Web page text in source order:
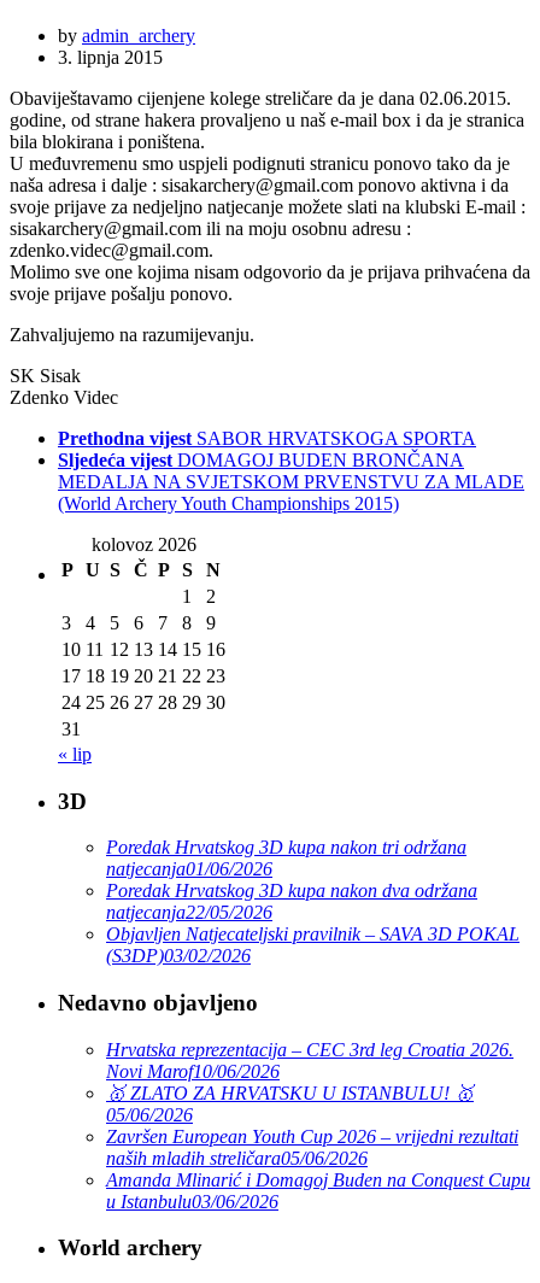
by admin_archery
3. lipnja 2015
Obaviještavamo cijenjene kolege streličare da je dana 02.06.2015.
godine, od strane hakera provaljeno u naš e-mail box i da je stranica
bila blokirana i poništena.
U međuvremenu smo uspjeli podignuti stranicu ponovo tako da je
naša adresa i dalje : sisakarchery@gmail.com ponovo aktivna i da
svoje prijave za nedjeljno natjecanje možete slati na klubski E-mail :
sisakarchery@gmail.com ili na moju osobnu adresu :
zdenko.videc@gmail.com.
Molimo sve one kojima nisam odgovorio da je prijava prihvaćena da
svoje prijave pošalju ponovo.
Zahvaljujemo na razumijevanju.
SK Sisak
Zdenko Videc
Prethodna vijest SABOR HRVATSKOGA SPORTA
Sljedeća vijest DOMAGOJ BUDEN BRONČANA
MEDALJA NA SVJETSKOM PRVENSTVU ZA MLADE
(World Archery Youth Championships 2015)
kolovoz 2026
P U S Č P S
N
1
2
3
4 5 6 7 8
9
10 11 12 13 14 15 16
17 18 19 20 21 22 23
24 25 26 27 28 29 30
31
« lip
3D
Poredak Hrvatskog 3D kupa nakon tri održana
natjecanja01/06/2026
Poredak Hrvatskog 3D kupa nakon dva održana
natjecanja22/05/2026
Objavljen Natjecateljski pravilnik – SAVA 3D POKAL
(S3DP)03/02/2026
Nedavno objavljeno
Hrvatska reprezentacija – CEC 3rd leg Croatia 2026.
Novi Marof10/06/2026
🥇 ZLATO ZA HRVATSKU U ISTANBULU! 🥇
05/06/2026
Završen European Youth Cup 2026 – vrijedni rezultati
naših mladih streličara05/06/2026
Amanda Mlinarić i Domagoj Buden na Conquest Cupu
u Istanbulu03/06/2026
World archery